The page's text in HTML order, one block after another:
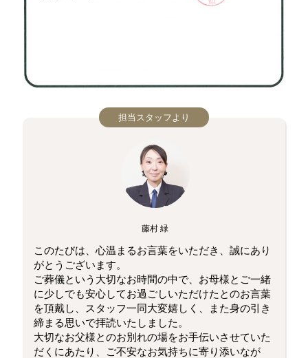
担当スタッフより
藤村 緑
このたびは、心温まるお言葉をいただき、誠にあり
がとうございます。
ご葬儀という大切なお時間の中で、お母様とご一緒
に少しでも安心してお過ごしいただけたとのお言葉
を頂戴し、スタッフ一同大変嬉しく、また身の引き
締まる思いで拝読いたしました。
大切なお父様とのお別れの場をお手伝いさせていた
だくにあたり、ご不安なお気持ちに寄り添いなが